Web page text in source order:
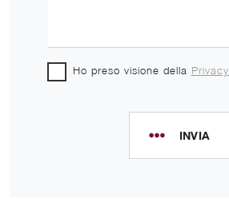
Ho preso visione della
INVIA